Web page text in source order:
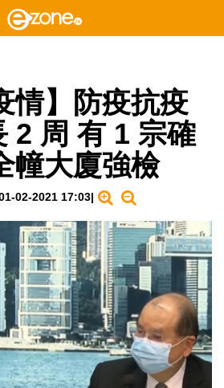
情】防疫抗疫
2 周 有 1 宗確
幢大廈強檢
02-2021 17:03|